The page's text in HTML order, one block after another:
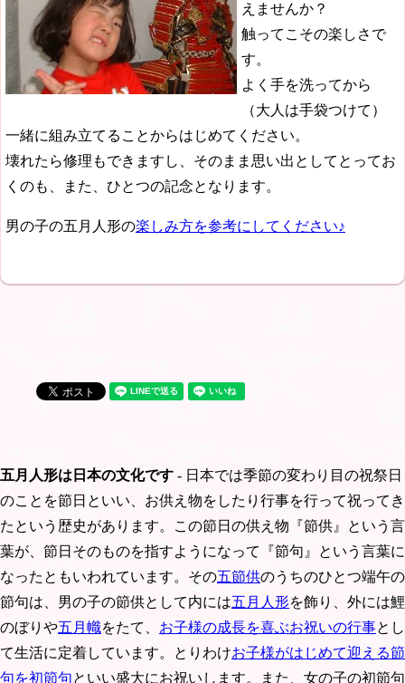
えませんか？
触ってこその楽しさで
す。
よく手を洗ってから
（大人は手袋つけて）
一緒に組み立てることからはじめてください。
壊れたら修理もできますし、そのまま思い出としてとってお
くのも、また、ひとつの記念となります。
男の子の五月人形の楽しみ方を参考にしてください♪
五月人形は日本の文化です - 日本では季節の変わり目の祝祭日
のことを節日といい、お供え物をしたり行事を行って祝ってき
たという歴史があります。この節日の供え物『節供』という言
葉が、節日そのものを指すようになって『節句』という言葉に
なったともいわれています。その五節供のうちのひとつ端午の
節句は、男の子の節供として内には五月人形を飾り、外には鯉
のぼりや五月幟をたて、 お子様の成長を喜ぶお祝いの行事とし
て生活に定着しています。とりわけお子様がはじめて迎える節
句を初節句といい盛大にお祝いします。また、女の子の初節句